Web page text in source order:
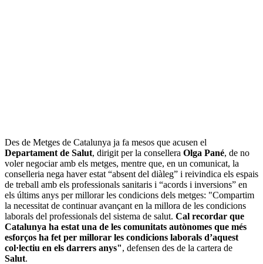
Des de Metges de Catalunya ja fa mesos que acusen el
Departament de Salut, dirigit per la consellera Olga Pané, de no
voler negociar amb els metges, mentre que, en un comunicat, la
conselleria nega haver estat “absent del diàleg” i reivindica els espais
de treball amb els professionals sanitaris i “acords i inversions” en
els últims anys per millorar les condicions dels metges: "Compartim
la necessitat de continuar avançant en la millora de les condicions
laborals del professionals del sistema de salut. Cal recordar que
Catalunya ha estat una de les comunitats autònomes que més
esforços ha fet per millorar les condicions laborals d’aquest
col·lectiu en els darrers anys", defensen des de la cartera de
Salut.